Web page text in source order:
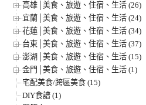
高雄│美食、旅遊、住宿、生活 (26)
宜蘭│美食、旅遊、住宿、生活 (24)
花蓮│美食、旅遊、住宿、生活 (34)
台東│美食、旅遊、住宿、生活 (37)
澎湖│美食、旅遊、住宿、生活 (15)
金門│美食、旅遊、住宿、生活 (1)
宅配美食/跨區美食 (15)
DIY食譜 (1)